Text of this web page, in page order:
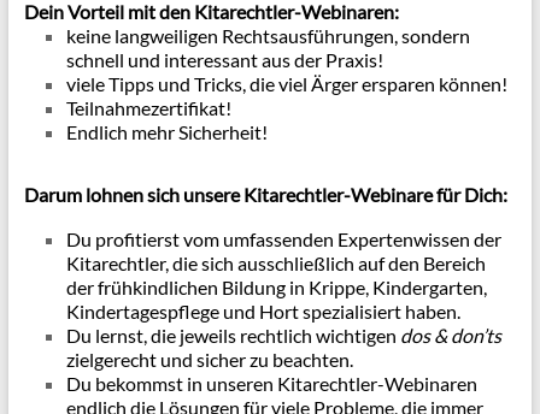
Dein Vorteil mit den Kitarechtler-Webinaren:
keine langweiligen Rechtsausführungen, sondern
schnell und interessant aus der Praxis!
viele Tipps und Tricks, die viel Ärger ersparen können!
Teilnahmezertifikat!
Endlich mehr Sicherheit!
Darum lohnen sich unsere Kitarechtler-Webinare für Dich:
Du profitierst vom umfassenden Expertenwissen der
Kitarechtler, die sich ausschließlich auf den Bereich
der frühkindlichen Bildung in Krippe, Kindergarten,
Kindertagespflege und Hort spezialisiert haben.
Du lernst, die jeweils rechtlich wichtigen dos & don’ts
zielgerecht und sicher zu beachten.
Du bekommst in unseren Kitarechtler-Webinaren
endlich die Lösungen für viele Probleme, die immer